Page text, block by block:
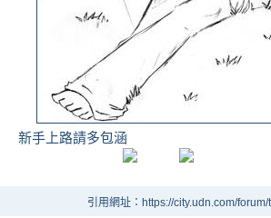
新手上路請多包涵
引用網址：https://city.udn.com/